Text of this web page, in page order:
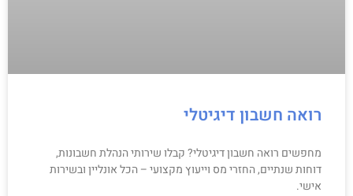
רואה חשבון דיגיטלי
מחפשים רואה חשבון דיגיטלי? קבלו שירותי הנהלת חשבונות,
דוחות שנתיים, החזרי מס וייעוץ מקצועי – הכל אונליין ובשירות
אישי.